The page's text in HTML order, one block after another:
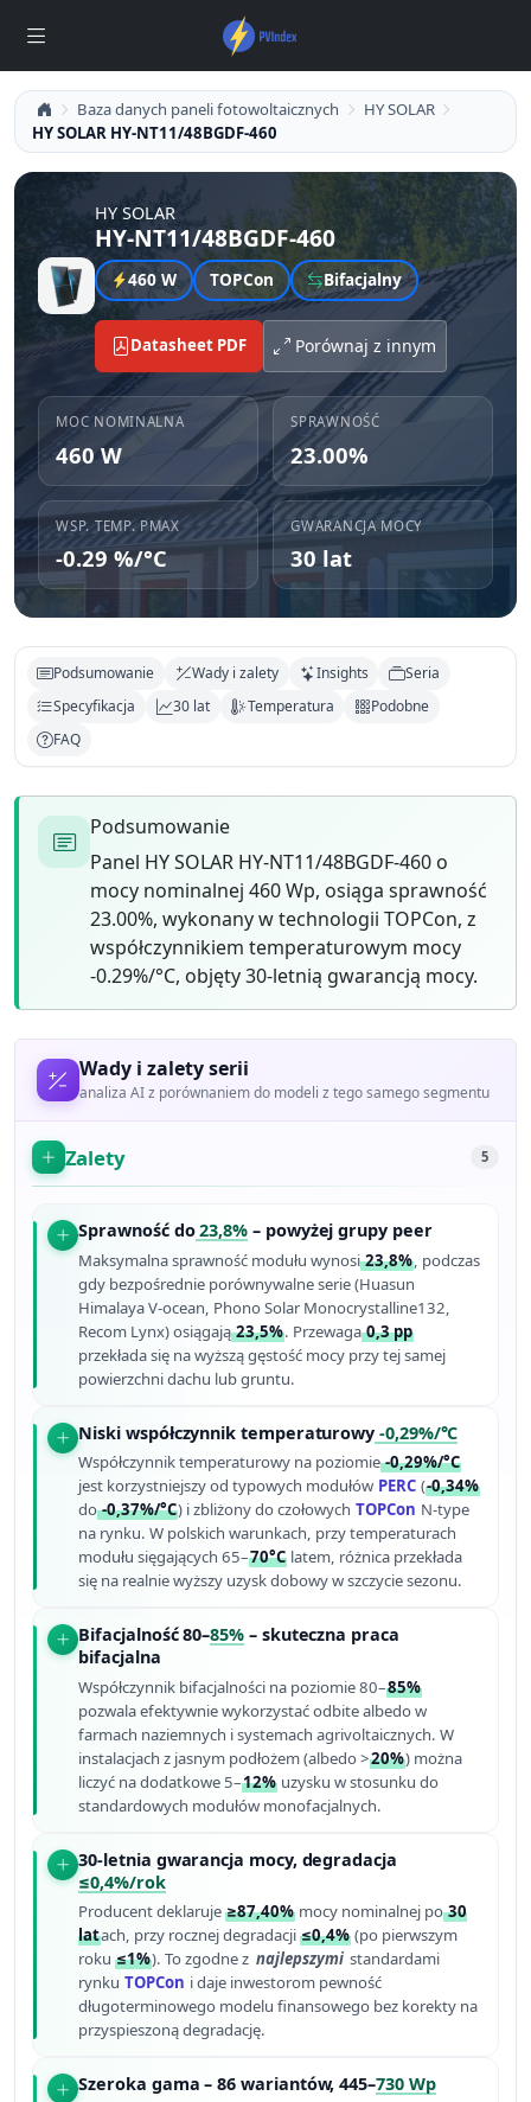
Baza danych paneli fotowoltaicznych
HY SOLAR
HY SOLAR HY-NT11/48BGDF-460
HY SOLAR
HY-NT11/48BGDF-460
460 W TOPCon Bifacjalny
Datasheet PDF Porównaj z innym
MOC NOMINALNA
460 W
SPRAWNOŚĆ
23.00%
WSP. TEMP. PMAX
-0.29 %/°C
GWARANCJA MOCY
30 lat
Podsumowanie Wady i zalety Insights
Seria
Specyfikacja
30 lat Temperatura
Podobne
FAQ
Podsumowanie
Panel HY SOLAR HY-NT11/48BGDF-460 o
mocy nominalnej 460 Wp, osiąga sprawność
23.00%, wykonany w technologii TOPCon, z
współczynnikiem temperaturowym mocy
-0.29%/°C, objęty 30-letnią gwarancją mocy.
Wady i zalety serii
analiza AI z porównaniem do modeli z tego samego segmentu
Zalety 5
Sprawność do23,8% – powyżej grupy peer
Maksymalna sprawność modułu wynosi23,8%, podczas
gdy bezpośrednie porównywalne serie (Huasun
Himalaya V-ocean, Phono Solar Monocrystalline132,
Recom Lynx) osiągają23,5%. Przewaga0,3 pp
przekłada się na wyższą gęstość mocy przy tej samej
powierzchni dachu lub gruntu.
Niski współczynnik temperaturowy -0,29%/°C
Współczynnik temperaturowy na poziomie-0,29%/°C
jest korzystniejszy od typowych modułów PERC (-0,34%
do-0,37%/°C) i zbliżony do czołowych TOPCon N-type
na rynku. W polskich warunkach, przy temperaturach
modułu sięgających 65–70°C latem, różnica przekłada
się na realnie wyższy uzysk dobowy w szczycie sezonu.
Bifacjalność 80–85% – skuteczna praca
bifacjalna
Współczynnik bifacjalności na poziomie 80–85%
pozwala efektywnie wykorzystać odbite albedo w
farmach naziemnych i systemach agrivoltaicznych. W
instalacjach z jasnym podłożem (albedo >20%) można
liczyć na dodatkowe 5–12% uzysku w stosunku do
standardowych modułów monofacjalnych.
30-letnia gwarancja mocy, degradacja
≤0,4%/rok
Producent deklaruje≥87,40% mocy nominalnej po30
latach, przy rocznej degradacji≤0,4% (po pierwszym
roku≤1%). To zgodne z najlepszymi standardami
rynku TOPCon i daje inwestorom pewność
długoterminowego modelu finansowego bez korekty na
przyspieszoną degradację.
Szeroka gama – 86 wariantów, 445–730 Wp